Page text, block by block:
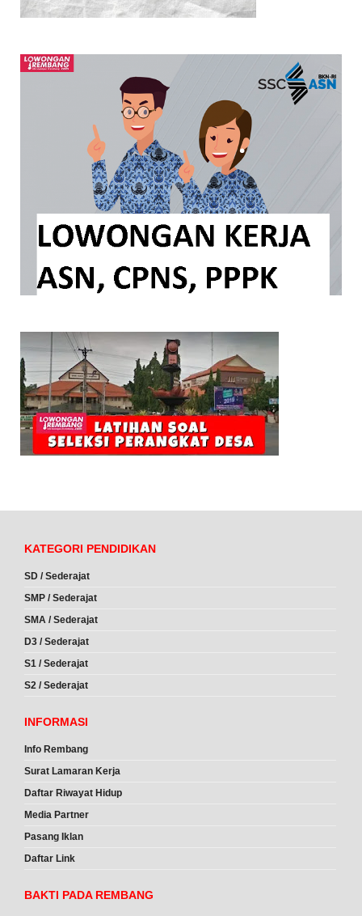
KATEGORI PENDIDIKAN
SD / Sederajat
SMP / Sederajat
SMA / Sederajat
D3 / Sederajat
S1 / Sederajat
S2 / Sederajat
INFORMASI
Info Rembang
Surat Lamaran Kerja
Daftar Riwayat Hidup
Media Partner
Pasang Iklan
Daftar Link
BAKTI PADA REMBANG